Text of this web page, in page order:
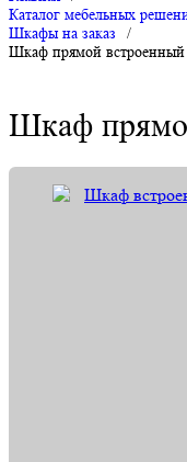
Каталог мебельных
Шкафы на заказ
/
Шкаф прямой встроенный
Шкаф